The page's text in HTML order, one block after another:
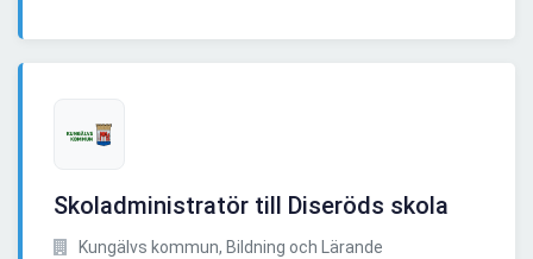
Skoladministratör till Diseröds skola
Kungälvs kommun, Bildning och Lärande